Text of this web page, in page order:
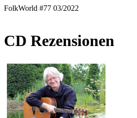
FolkWorld #77 03/2022
CD Rezensionen